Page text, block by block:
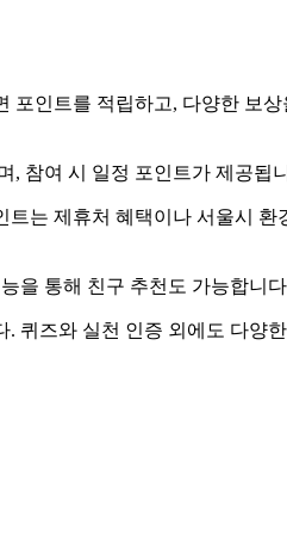
인트를 적립하고, 다양한 보
, 참여 시 일정 포인트가 제공됩
는 제휴처 혜택이나 서울시 환
을 통해 친구 추천도 가능합니
퀴즈와 실천 인증 외에도 다양